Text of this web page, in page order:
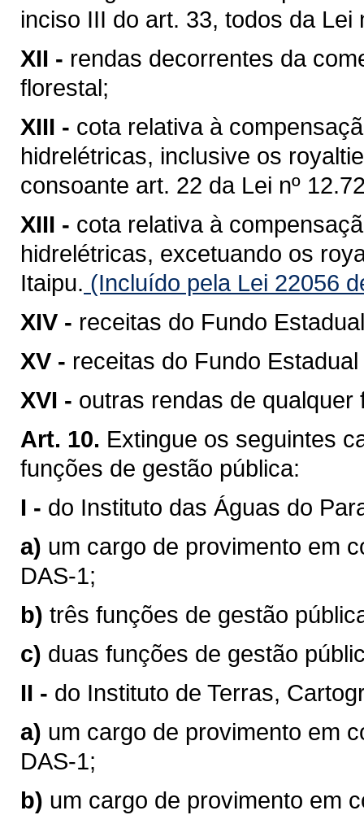
inciso III do art. 33, todos da
XII - rendas decorrentes da
florestal;
XIII - cota relativa à
hidrelétricas, inclusive os
consoante art. 22 da Lei nº
XIII - cota relativa à
hidrelétricas, excetuando os
Itaipu. (Incluído pela Lei 22056
XIV - receitas do Fundo
XV - receitas do Fundo
XVI - outras rendas de qualquer
Art. 10. Extingue os seguintes
funções de gestão pública:
I - do Instituto das Águas do
a) um cargo de provimento em
DAS-1;
b) três funções de gestão
c) duas funções de gestão
II - do Instituto de Terras,
a) um cargo de provimento em
DAS-1;
b) um cargo de provimento em